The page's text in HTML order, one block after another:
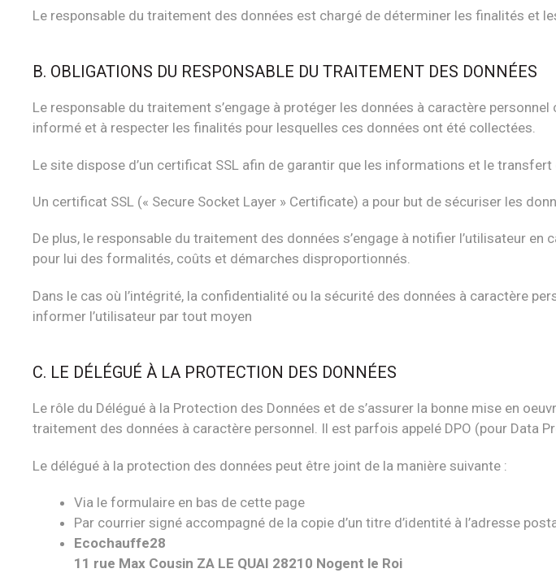
Le responsable du traitement des données est chargé de déterminer les finalités et
B. OBLIGATIONS DU RESPONSABLE DU TRAITEMENT DES DONNÉES
Le responsable du traitement s’engage à protéger les données à caractère
informé et à respecter les finalités pour lesquelles ces données ont été collectées.
Le site dispose d’un certificat SSL afin de garantir que les informations et le
Un certificat SSL (« Secure Socket Layer » Certificate) a pour but de sécuriser les
De plus, le responsable du traitement des données s’engage à notifier l’utilisateur
pour lui des formalités, coûts et démarches disproportionnés.
Dans le cas où l’intégrité, la confidentialité ou la sécurité des données à caractère
informer l’utilisateur par tout moyen
C. LE DÉLÉGUÉ À LA PROTECTION DES DONNÉES
Le rôle du Délégué à la Protection des Données et de s’assurer la bonne mise en
traitement des données à caractère personnel. Il est parfois appelé DPO (pour Data
Le délégué à la protection des données peut être joint de la manière suivante :
Via le formulaire en bas de cette page
Par courrier signé accompagné de la copie d’un titre d’identité à l’adresse
Ecochauffe28
11 rue Max Cousin ZA LE QUAI 28210 Nogent le Roi